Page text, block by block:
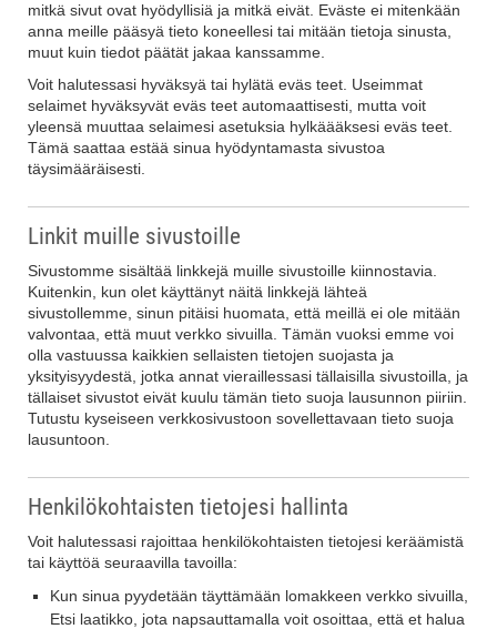
mitkä sivut ovat hyödyllisiä ja mitkä eivät. Eväste ei mitenkään
anna meille pääsyä tieto koneellesi tai mitään tietoja sinusta,
muut kuin tiedot päätät jakaa kanssamme.
Voit halutessasi hyväksyä tai hylätä eväs teet. Useimmat
selaimet hyväksyvät eväs teet automaattisesti, mutta voit
yleensä muuttaa selaimesi asetuksia hylkäääksesi eväs teet.
Tämä saattaa estää sinua hyödyntamasta sivustoa
täysimääräisesti.
Linkit muille sivustoille
Sivustomme sisältää linkkejä muille sivustoille kiinnostavia.
Kuitenkin, kun olet käyttänyt näitä linkkejä lähteä
sivustollemme, sinun pitäisi huomata, että meillä ei ole mitään
valvontaa, että muut verkko sivuilla. Tämän vuoksi emme voi
olla vastuussa kaikkien sellaisten tietojen suojasta ja
yksityisyydestä, jotka annat vieraillessasi tällaisilla sivustoilla, ja
tällaiset sivustot eivät kuulu tämän tieto suoja lausunnon piiriin.
Tutustu kyseiseen verkkosivustoon sovellettavaan tieto suoja
lausuntoon.
Henkilökohtaisten tietojesi hallinta
Voit halutessasi rajoittaa henkilökohtaisten tietojesi keräämistä
tai käyttöä seuraavilla tavoilla:
Kun sinua pyydetään täyttämään lomakkeen verkko sivuilla,
Etsi laatikko, jota napsauttamalla voit osoittaa, että et halua